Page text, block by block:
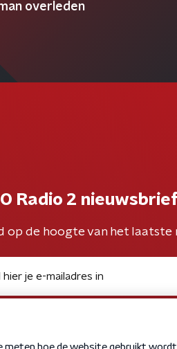
overleden
Radio 2
op de hoogte van het laatste